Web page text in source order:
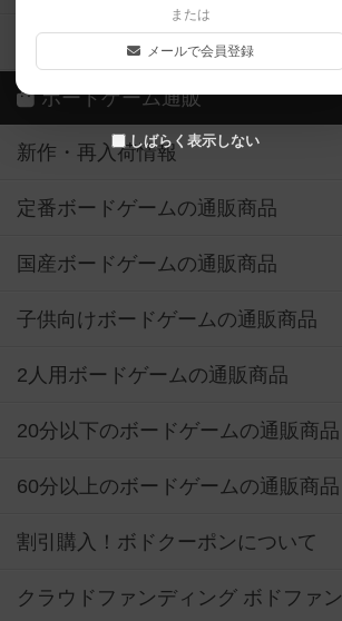
または
メールで会員登録
しばらく表示しない
ボドゲーマご利用案内
ボードゲーム通販
新作・再入荷情報
定番ボードゲームの通販商品
国産ボードゲームの通販商品
子供向けボードゲームの通販商品
2人用ボードゲームの通販商品
20分以下のボードゲームの通販商品
60分以上のボードゲームの通販商品
割引購入！ボドクーポンについて
クラウドファンディング ボドファン